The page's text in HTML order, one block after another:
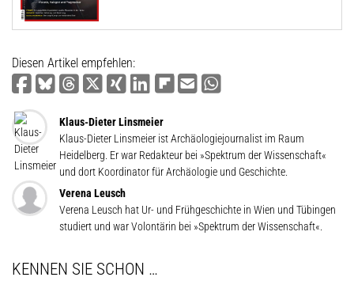
Diesen Artikel empfehlen:
Klaus-Dieter Linsmeier
Klaus-Dieter Linsmeier ist Archäologiejournalist im Raum
Heidelberg. Er war Redakteur bei »Spektrum der Wissenschaft«
und dort Koordinator für Archäologie und Geschichte.
Verena Leusch
Verena Leusch hat Ur- und Frühgeschichte in Wien und Tübingen
studiert und war Volontärin bei »Spektrum der Wissenschaft«.
KENNEN SIE SCHON …